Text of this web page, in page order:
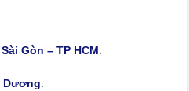
Gòn – TP HCM
Dương